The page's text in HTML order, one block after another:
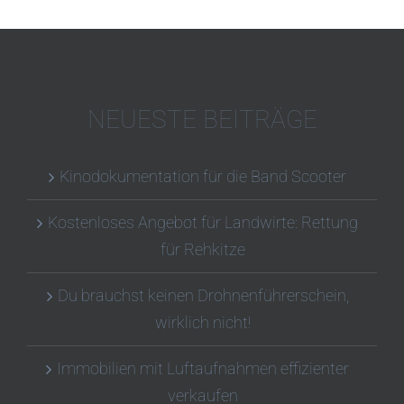
NEUESTE BEITRÄGE
Kinodokumentation für die Band Scooter
Kostenloses Angebot für Landwirte: Rettung
für Rehkitze
Du brauchst keinen Drohnenführerschein,
wirklich nicht!
Immobilien mit Luftaufnahmen effizienter
verkaufen